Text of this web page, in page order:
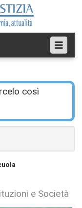
così
e Società